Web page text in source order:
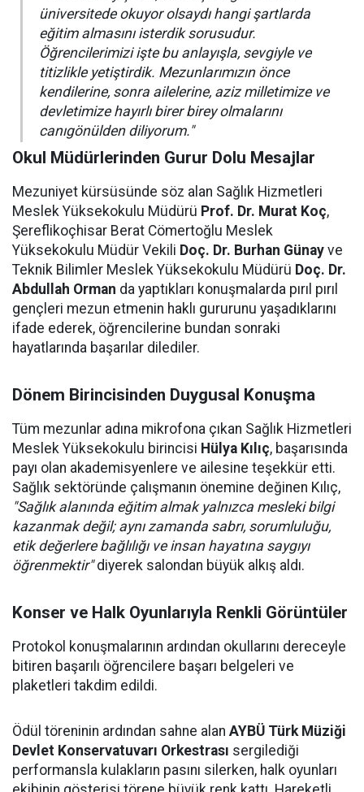
üniversitede okuyor olsaydı hangi şartlarda
eğitim almasını isterdik sorusudur.
Öğrencilerimizi işte bu anlayışla, sevgiyle ve
titizlikle yetiştirdik. Mezunlarımızın önce
kendilerine, sonra ailelerine, aziz milletimize ve
devletimize hayırlı birer birey olmalarını
canıgönülden diliyorum."
Okul Müdürlerinden Gurur Dolu Mesajlar
Mezuniyet kürsüsünde söz alan Sağlık Hizmetleri
Meslek Yüksekokulu Müdürü Prof. Dr. Murat Koç,
Şereflikoçhisar Berat Cömertoğlu Meslek
Yüksekokulu Müdür Vekili Doç. Dr. Burhan Günay ve
Teknik Bilimler Meslek Yüksekokulu Müdürü Doç. Dr.
Abdullah Orman da yaptıkları konuşmalarda pırıl pırıl
gençleri mezun etmenin haklı gururunu yaşadıklarını
ifade ederek, öğrencilerine bundan sonraki
hayatlarında başarılar dilediler.
Dönem Birincisinden Duygusal Konuşma
Tüm mezunlar adına mikrofona çıkan Sağlık Hizmetleri
Meslek Yüksekokulu birincisi Hülya Kılıç, başarısında
payı olan akademisyenlere ve ailesine teşekkür etti.
Sağlık sektöründe çalışmanın önemine değinen Kılıç,
"Sağlık alanında eğitim almak yalnızca mesleki bilgi
kazanmak değil; aynı zamanda sabrı, sorumluluğu,
etik değerlere bağlılığı ve insan hayatına saygıyı
öğrenmektir"diyerek salondan büyük alkış aldı.
Konser ve Halk Oyunlarıyla Renkli Görüntüler
Protokol konuşmalarının ardından okullarını dereceyle
bitiren başarılı öğrencilere başarı belgeleri ve
plaketleri takdim edildi.
Ödül töreninin ardından sahne alan AYBÜ Türk Müziği
Devlet Konservatuvarı Orkestrası sergilediği
performansla kulakların pasını silerken, halk oyunları